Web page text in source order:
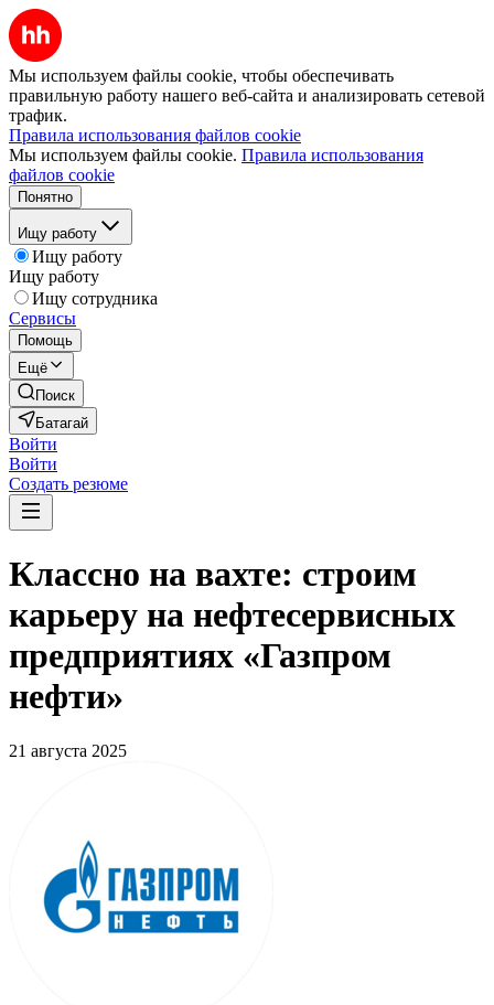
Мы используем файлы cookie, чтобы обеспечивать
правильную работу нашего веб-сайта и анализировать сетевой
трафик.
Правила использования файлов cookie
Мы используем файлы cookie. Правила использования
файлов cookie
Понятно
Ищу работу
Ищу работу
Ищу работу
Ищу сотрудника
Сервисы
Помощь
Ещё
Поиск
Батагай
Войти
Войти
Создать резюме
Классно на вахте: строим
карьеру на нефтесервисных
предприятиях «Газпром
нефти»
21 августа 2025